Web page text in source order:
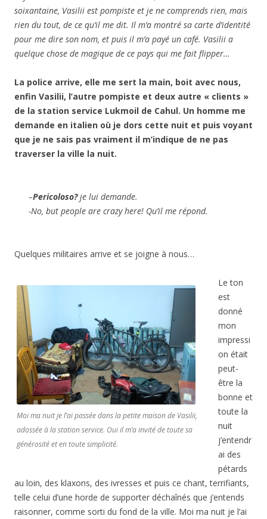
soixantaine, Vasilii est pompiste et je ne comprends rien, mais
rien du tout, de ce qu’il me dit. Il m’a montré sa carte d’identité
pour me dire son nom, et puis il m’a payé un café. Vasilii a
quelque chose de magique de ce pays qui me fait flipper…
La police arrive, elle me sert la main, boit avec nous,
enfin Vasilii, l’autre pompiste et deux autre « clients »
de la station service Lukmoil de Cahul. Un homme me
demande en italien où je dors cette nuit et puis voyant
que je ne sais pas vraiment il m’indique de ne pas
traverser la ville la nuit.
–Pericoloso?je lui demande.
-No, but people are crazy here! Qu’il me répond.
Quelques militaires arrive et se joigne à nous…
Moi ma nuit je l’ai passée dans la petite maison de Vasilii,
adossée à la station service. Oui il m’a invité de toute sa
générosité et en toute simplicité.
Le ton
est
donné
mon
impressi
on était
peut-
être la
bonne et
toute la
nuit
j’entendr
ai des
pétards
au loin, des klaxons, des ivresses et puis ce chant, terrifiants,
telle celui d’une horde de supporter déchaînés que j’entends
raisonner, comme sorti du fond de la ville. Moi ma nuit je l’ai